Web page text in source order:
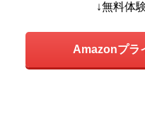
↓無料体
Amazonプラ